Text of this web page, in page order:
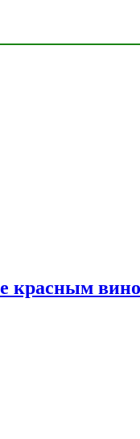
красным